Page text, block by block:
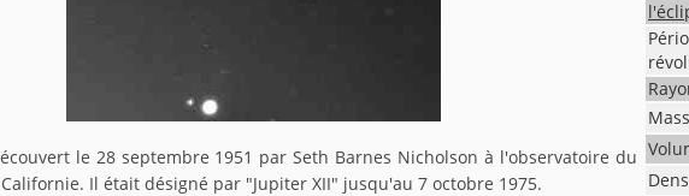
le 28 septembre 1951 par Seth Barnes Nicholson à l'observatoire du
Il était désigné par "Jupiter XII" jusqu'au 7 octobre 1975.